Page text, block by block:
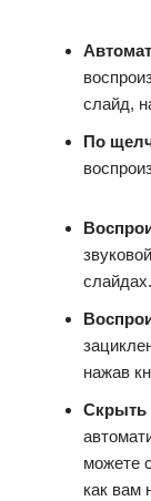
слайд,
По
слайдах.
нажав
Скрыть
можете
как вам